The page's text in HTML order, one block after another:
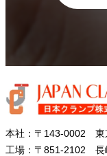
本社：〒143-0002 東
工場：〒851-2102 長